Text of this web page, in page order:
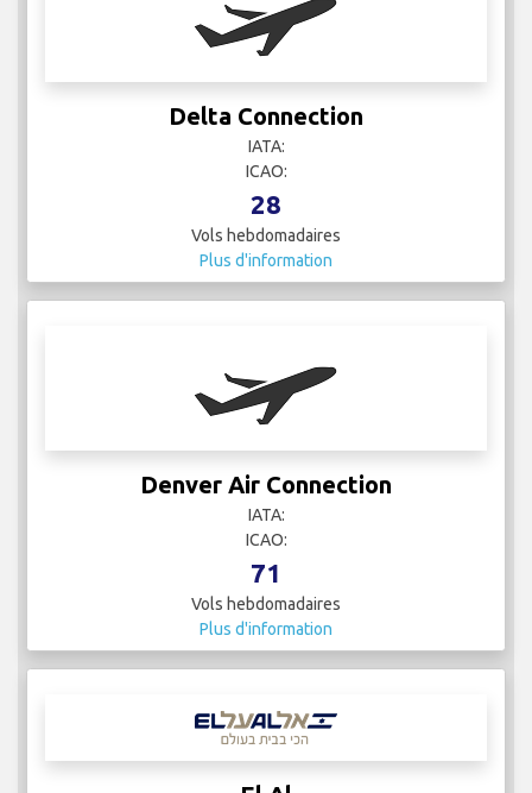
Delta Connection
IATA:
ICAO:
28
Vols hebdomadaires
Plus d'information
Denver Air Connection
IATA:
ICAO:
71
Vols hebdomadaires
Plus d'information